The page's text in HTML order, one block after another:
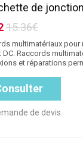
de
15.36€
multimatériaux pour
DC. Raccords
et réparations
de devis